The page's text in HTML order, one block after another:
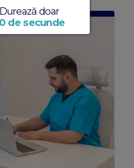
Durează doar
de secunde